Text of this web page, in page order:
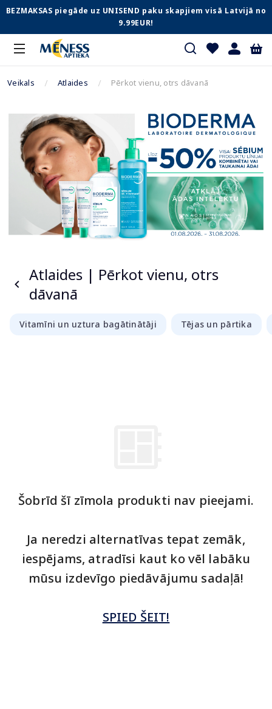
BEZMAKSAS piegāde uz UNISEND paku skapjiem visā Latvijā no
9.99EUR!
Veikals Atlaides Pērkot vienu, otrs dāvanā
Atlaides | Pērkot vienu, otrs
dāvanā
Vitamīni un uztura bagātinātāji Tējas un pārtika
Šobrīd šī zīmola produkti nav pieejami.
Ja neredzi alternatīvas tepat zemāk,
iespējams, atradīsi kaut ko vēl labāku
mūsu izdevīgo piedāvājumu sadaļā!
SPIED ŠEIT!